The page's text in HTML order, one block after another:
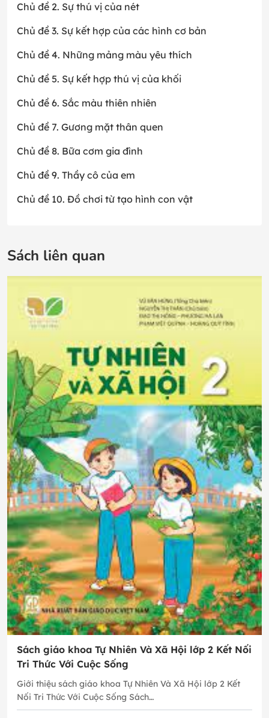
Chủ đề 2. Sự thú vị của nét
Chủ đề 3. Sự kết hợp của các hình cơ bản
Chủ đề 4. Những mảng màu yêu thích
Chủ đề 5. Sự kết hợp thú vị của khối
Chủ đề 6. Sắc màu thiên nhiên
Chủ đề 7. Gương mặt thân quen
Chủ đề 8. Bữa cơm gia đình
Chủ đề 9. Thầy cô của em
Chủ đề 10. Đồ chơi từ tạo hình con vật
Sách liên quan
Sách giáo khoa Tự Nhiên Và Xã Hội lớp 2 Kết Nối
Tri Thức Với Cuộc Sống
Giới thiệu sách giáo khoa Tự Nhiên Và Xã Hội lớp 2 Kết
Nối Tri Thức Với Cuộc Sống Sách…